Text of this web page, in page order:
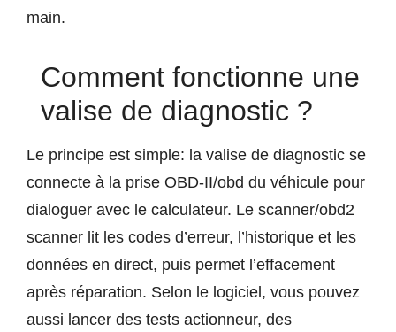
main.
Comment fonctionne une
valise de diagnostic ?
Le principe est simple: la valise de diagnostic se
connecte à la prise OBD-II/obd du véhicule pour
dialoguer avec le calculateur. Le scanner/obd2
scanner lit les codes d’erreur, l’historique et les
données en direct, puis permet l’effacement
après réparation. Selon le logiciel, vous pouvez
aussi lancer des tests actionneur, des